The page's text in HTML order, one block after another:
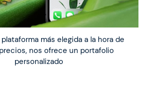
más elegida a la hora de
nos ofrece un portafolio
personalizado